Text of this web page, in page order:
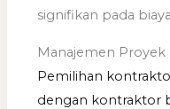
signifikan pada
Manajemen Proyek
Pemilihan
dengan kontraktor